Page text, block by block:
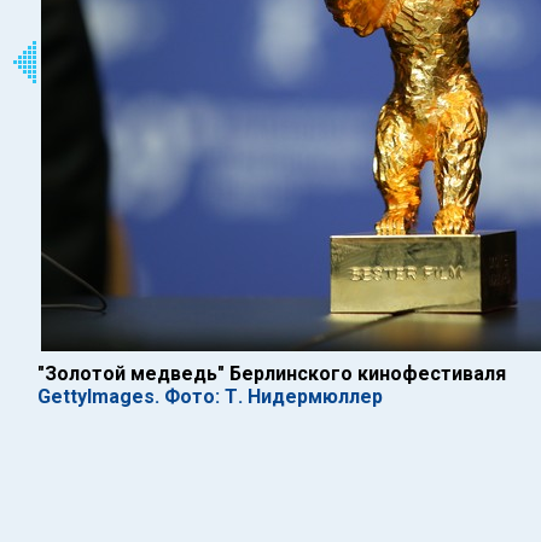
"Золотой медведь" Берлинского кинофестиваля
GettyImages. Фото: Т. Нидермюллер